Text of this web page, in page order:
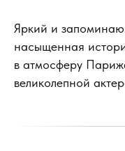
Яркий и
насыщенная
в атмосферу
великолепной